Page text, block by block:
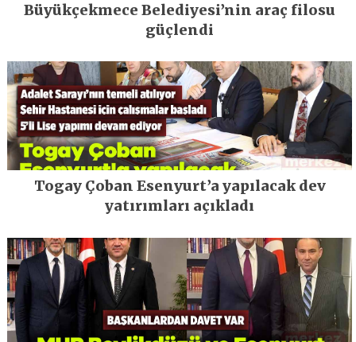
Büyükçekmece Belediyesi’nin araç filosu
güçlendi
Togay Çoban Esenyurt’a yapılacak dev
yatırımları açıkladı